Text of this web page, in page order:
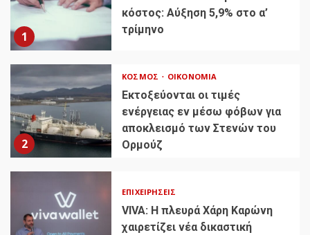
1
κόστος: Αύξηση 5,9% στο α’
τρίμηνο
2
ΚΌΣΜΟΣ ΟΙΚΟΝΟΜΊΑ
Εκτοξεύονται οι τιμές
ενέργειας εν μέσω φόβων για
αποκλεισμό των Στενών του
Ορμούζ
ΕΠΙΧΕΙΡΉΣΕΙΣ
VIVA: Η πλευρά Χάρη Καρώνη
χαιρετίζει νέα δικαστική